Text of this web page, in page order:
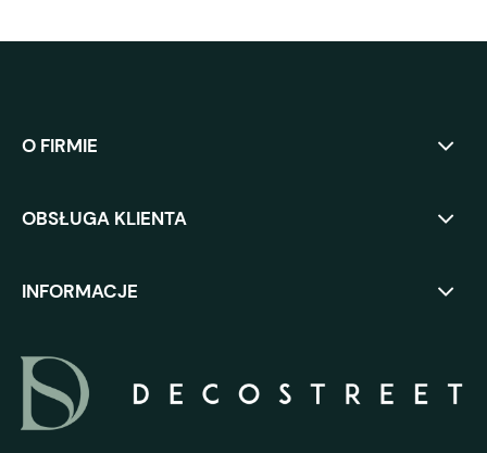
O FIRMIE
OBSŁUGA KLIENTA
INFORMACJE